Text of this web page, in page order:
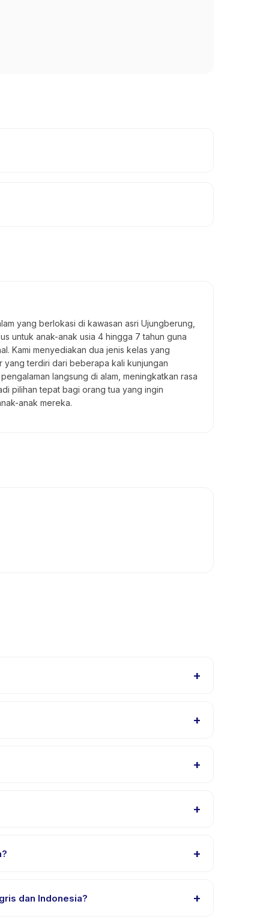
yang berlokasi di kawasan asri Ujungberung,
untuk anak-anak usia 4 hingga 7 tahun guna
Kami menyediakan dua jenis kelas yang
terdiri dari beberapa kali kunjungan
langsung di alam, meningkatkan rasa
pilihan tepat bagi orang tua yang ingin
anak mereka.
+
+
+
+
+
dan Indonesia? +